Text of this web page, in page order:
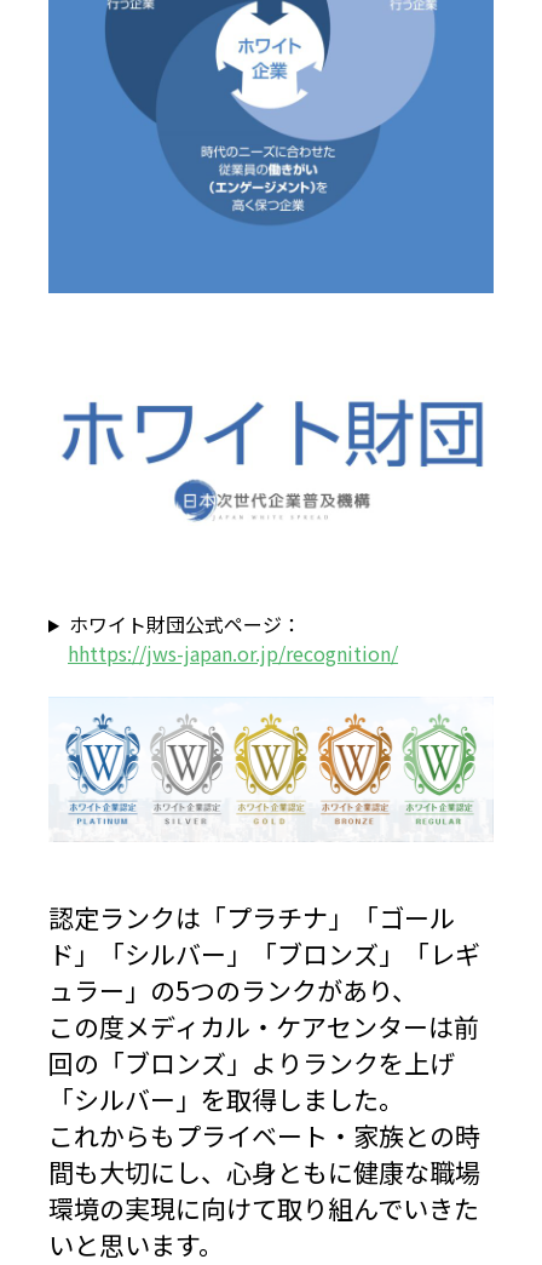
ホワイト財団公式ページ：
hhttps://jws-japan.or.jp/recognition/
認定ランクは「プラチナ」「ゴール
ド」「シルバー」「ブロンズ」「レギ
ュラー」の5つのランクがあり、
この度メディカル・ケアセンターは前
回の「ブロンズ」よりランクを上げ
「シルバー」を取得しました。
これからも プライベート・家族との時
間も大切にし、心身ともに健康な職場
環境の実現に向けて取り組んでいきた
いと思います。